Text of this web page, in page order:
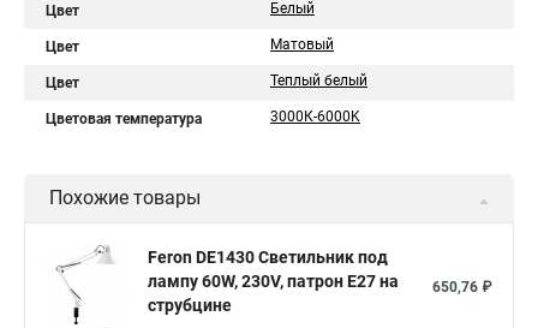
Цвет Белый
Цвет Матовый
Цвет Теплый белый
Цветовая температура 3000К-6000K
Похожие товары
Feron DE1430 Светильник под
лампу 60W, 230V, патрон E27 на
струбцине
650,76 ₽